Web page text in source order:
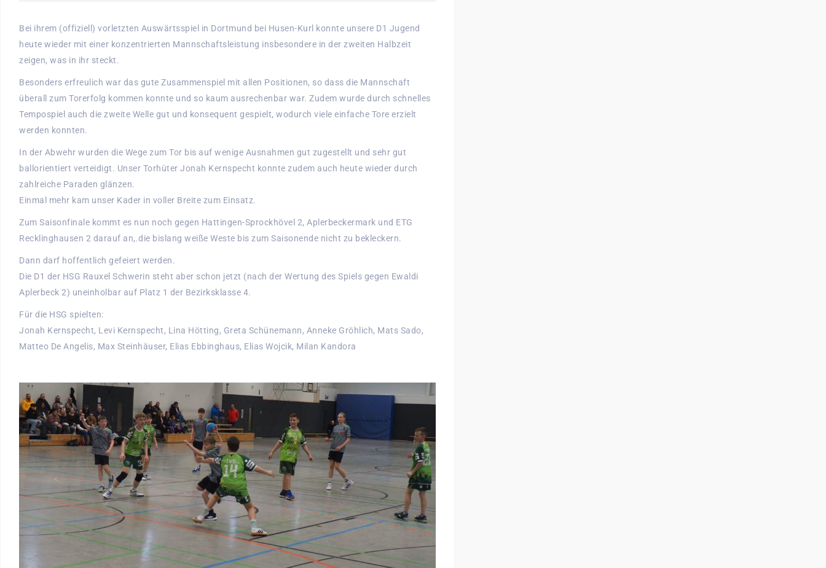
Bei ihrem (offiziell) vorletzten Auswärtsspiel in Dortmund bei Husen-Kurl konnte unsere D1 Jugend
heute wieder mit einer konzentrierten Mannschaftsleistung insbesondere in der zweiten Halbzeit
zeigen, was in ihr steckt.
Besonders erfreulich war das gute Zusammenspiel mit allen Positionen, so dass die Mannschaft
überall zum Torerfolg kommen konnte und so kaum ausrechenbar war. Zudem wurde durch schnelles
Tempospiel auch die zweite Welle gut und konsequent gespielt, wodurch viele einfache Tore erzielt
werden konnten.
In der Abwehr wurden die Wege zum Tor bis auf wenige Ausnahmen gut zugestellt und sehr gut
ballorientiert verteidigt. Unser Torhüter Jonah Kernspecht konnte zudem auch heute wieder durch
zahlreiche Paraden glänzen.
Einmal mehr kam unser Kader in voller Breite zum Einsatz.
Zum Saisonfinale kommt es nun noch gegen Hattingen-Sprockhövel 2, Aplerbeckermark und ETG
Recklinghausen 2 darauf an,.die bislang weiße Weste bis zum Saisonende nicht zu bekleckern.
Dann darf hoffentlich gefeiert werden.
Die D1 der HSG Rauxel Schwerin steht aber schon jetzt (nach der Wertung des Spiels gegen Ewaldi
Aplerbeck 2) uneinholbar auf Platz 1 der Bezirksklasse 4.
Für die HSG spielten:
Jonah Kernspecht, Levi Kernspecht, Lina Hötting, Greta Schünemann, Anneke Gröhlich, Mats Sado,
Matteo De Angelis, Max Steinhäuser, Elias Ebbinghaus, Elias Wojcik, Milan Kandora